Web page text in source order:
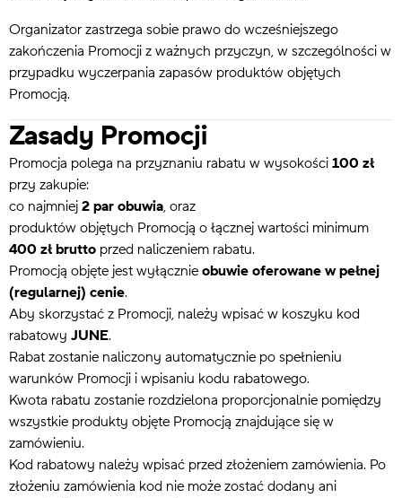
Organizator zastrzega sobie prawo do wcześniejszego
zakończenia Promocji z ważnych przyczyn, w szczególności w
przypadku wyczerpania zapasów produktów objętych
Promocją.
Zasady Promocji
Promocja polega na przyznaniu rabatu w wysokości 100 zł
przy zakupie:
co najmniej 2 par obuwia, oraz
produktów objętych Promocją o łącznej wartości minimum
400 zł brutto przed naliczeniem rabatu.
Promocją objęte jest wyłącznie obuwie oferowane w pełnej
(regularnej) cenie.
Aby skorzystać z Promocji, należy wpisać w koszyku kod
rabatowy JUNE.
Rabat zostanie naliczony automatycznie po spełnieniu
warunków Promocji i wpisaniu kodu rabatowego.
Kwota rabatu zostanie rozdzielona proporcjonalnie pomiędzy
wszystkie produkty objęte Promocją znajdujące się w
zamówieniu.
Kod rabatowy należy wpisać przed złożeniem zamówienia. Po
złożeniu zamówienia kod nie może zostać dodany ani